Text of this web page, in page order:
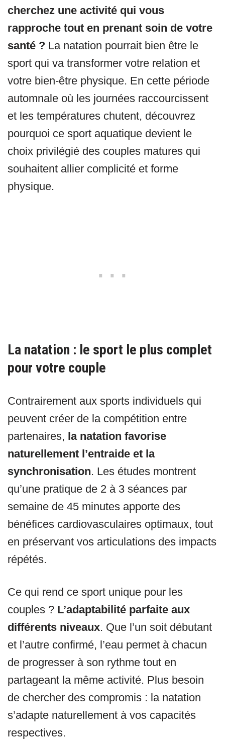
cherchez une activité qui vous
rapproche tout en prenant soin de votre
santé ? La natation pourrait bien être le
sport qui va transformer votre relation et
votre bien-être physique. En cette période
automnale où les journées raccourcissent
et les températures chutent, découvrez
pourquoi ce sport aquatique devient le
choix privilégié des couples matures qui
souhaitent allier complicité et forme
physique.
La natation : le sport le plus complet
pour votre couple
Contrairement aux sports individuels qui
peuvent créer de la compétition entre
partenaires, la natation favorise
naturellement l’entraide et la
synchronisation. Les études montrent
qu’une pratique de 2 à 3 séances par
semaine de 45 minutes apporte des
bénéfices cardiovasculaires optimaux, tout
en préservant vos articulations des impacts
répétés.
Ce qui rend ce sport unique pour les
couples ? L’adaptabilité parfaite aux
différents niveaux. Que l’un soit débutant
et l’autre confirmé, l’eau permet à chacun
de progresser à son rythme tout en
partageant la même activité. Plus besoin
de chercher des compromis : la natation
s’adapte naturellement à vos capacités
respectives.